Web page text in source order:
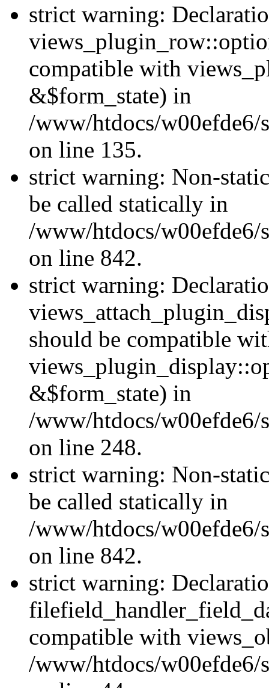
strict warning:
compatible with
&$form_state) in
/www/htdocs/
on line 135.
strict warning: Non-
be called statically in
/www/htdocs/w00efde6/
on line 842.
strict warning:
should be compatible
&$form_state) in
/www/htdocs/w00efde6/
on line 248.
strict warning: Non-
be called statically in
/www/htdocs/w00efde6/
on line 842.
strict warning:
compatible with
/www/htdocs/